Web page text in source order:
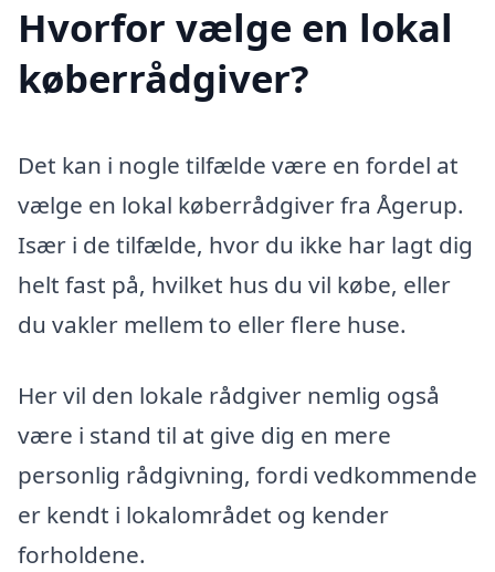
Hvorfor vælge en lokal
køberrådgiver?
Det kan i nogle tilfælde være en fordel at
vælge en lokal køberrådgiver fra Ågerup.
Især i de tilfælde, hvor du ikke har lagt dig
helt fast på, hvilket hus du vil købe, eller
du vakler mellem to eller flere huse.
Her vil den lokale rådgiver nemlig også
være i stand til at give dig en mere
personlig rådgivning, fordi vedkommende
er kendt i lokalområdet og kender
forholdene.